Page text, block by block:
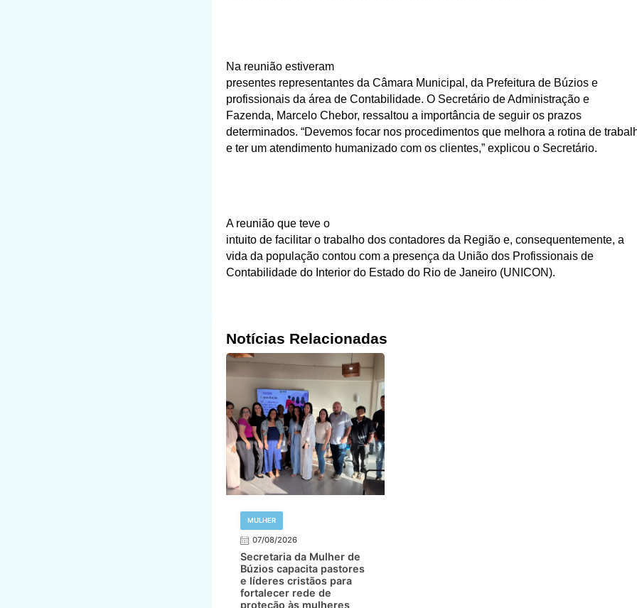
Na reunião estiveram
presentes representantes da Câmara Municipal, da Prefeitura de Búzios e
profissionais da área de Contabilidade. O Secretário de Administração e
Fazenda, Marcelo Chebor, ressaltou a importância de seguir os prazos
determinados. “Devemos focar nos procedimentos que melhora a rotina de
e ter um atendimento humanizado com os clientes,” explicou o Secretário.
A reunião que teve o
intuito de facilitar o trabalho dos contadores da Região e, consequentemente, a
vida da população contou com a presença da União dos Profissionais de
Contabilidade do Interior do Estado do Rio de Janeiro (UNICON).
Notícias Relacionadas
MULHER
07/08/2026
Secretaria da Mulher de
Búzios capacita pastores
e líderes cristãos para
fortalecer rede de
proteção às mulheres